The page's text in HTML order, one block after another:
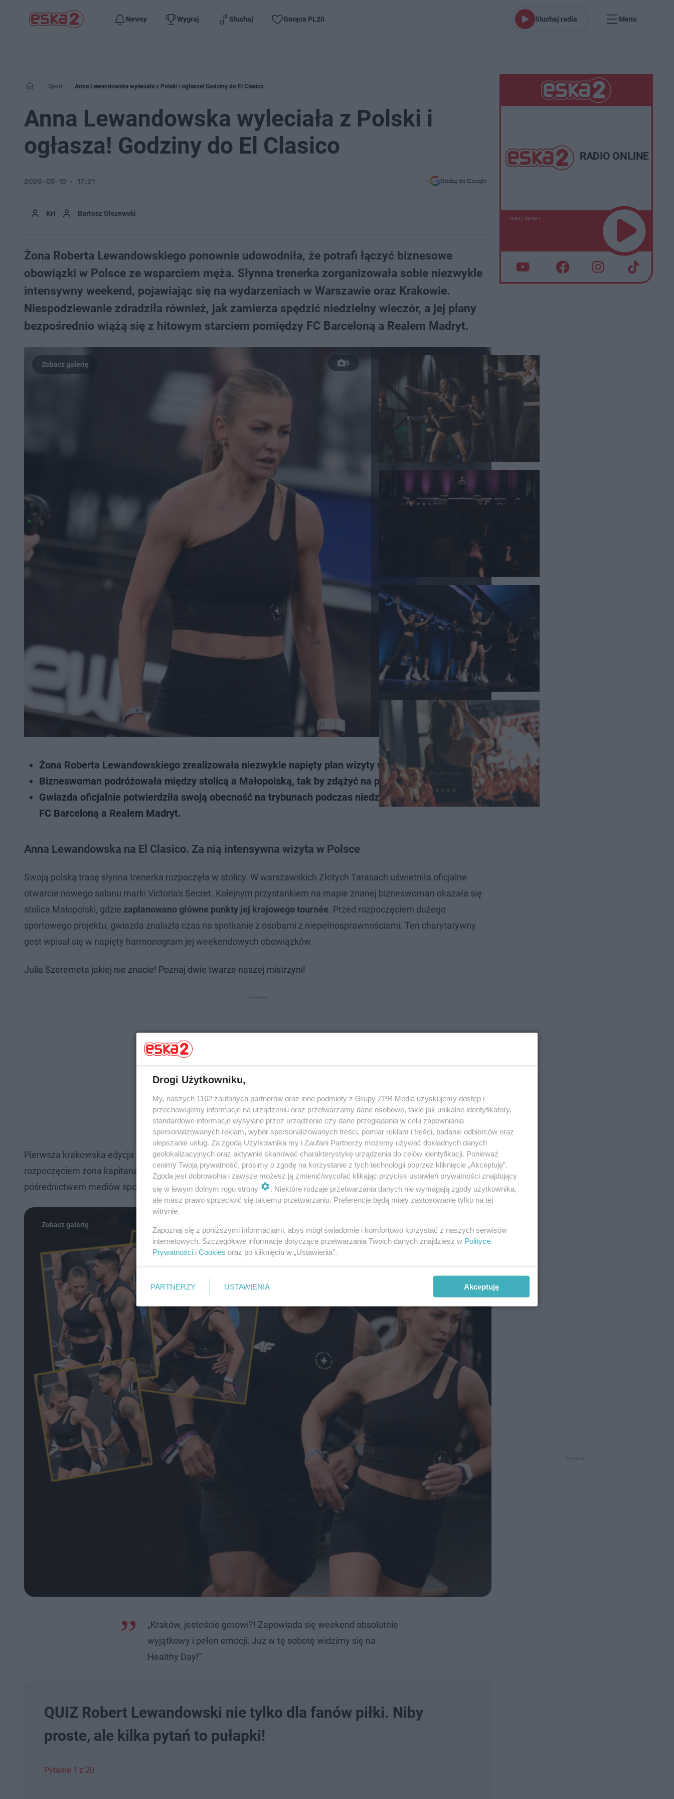
Newsy Wygraj Słuchaj Gorąca PL20 Słuchaj radia Menu
Sport Anna Lewandowska wyleciała z Polski i ogłasza! Godziny do El Clasico
Anna Lewandowska wyleciała z Polski i
ogłasza! Godziny do El Clasico
KH Bartosz Olszewski
2026-05-10 17:21 Dodaj do Google
Żona Roberta Lewandowskiego ponownie udowodniła, że potrafi łączyć biznesowe
obowiązki w Polsce ze wsparciem męża. Słynna trenerka zorganizowała sobie niezwykle
intensywny weekend, pojawiając się na wydarzeniach w Warszawie oraz Krakowie.
Niespodziewanie zdradziła również, jak zamierza spędzić niedzielny wieczór, a jej plany
bezpośrednio wiążą się z hitowym starciem pomiędzy FC Barceloną a Realem Madryt.
9
Żona Roberta Lewandowskiego zrealizowała niezwykle napięty plan wizyty w Polsce.
Bizneswoman podróżowała między stolicą a Małopolską, tak by zdążyć na piłkarski hit w Hiszpanii.
Gwiazda oficjalnie potwierdziła swoją obecność na trybunach podczas niedzielnego starcia pomiędzy
FC Barceloną a Realem Madryt.
Anna Lewandowska na El Clasico. Za nią intensywna wizyta w Polsce
Swoją polską trasę słynna trenerka rozpoczęła w stolicy. W warszawskich Złotych Tarasach uświetniła oficjalne
otwarcie nowego salonu marki Victoria's Secret. Kolejnym przystankiem na mapie znanej bizneswoman okazała się
stolica Małopolski, gdzie zaplanowano główne punkty jej krajowego tournée. Przed rozpoczęciem dużego
sportowego projektu, gwiazda znalazła czas na spotkanie z osobami z niepełnosprawnościami. Ten charytatywny
gest wpisał się w napięty harmonogram jej weekendowych obowiązków.
Julia Szeremeta jakiej nie znacie! Poznaj dwie twarze naszej mistrzyni!
Pierwsza krakowska edycja wydarzenia Healthy Day odbyła się w sobotę i zakończyła się późnym wieczorem. Przed
rozpoczęciem żona kapitana piłkarskiej reprezentacji Polski postanowiła zwrócić się do swoich sympatyków za
pośrednictwem mediów społecznościowych,publikując bardzo emocjonalny wpis.
„Kraków, jesteście gotowi?! Zapowiada się weekend absolutnie
wyjątkowy i pełen emocji. Już w tę sobotę widzimy się na
Healthy Day!”
QUIZ Robert Lewandowski nie tylko dla fanów piłki. Niby
proste, ale kilka pytań to pułapki!
Pytanie 1 z 20
RADIO ONLINE
TERAZ GRAMY
Drogi Użytkowniku,
My, naszych 1162 zaufanych partnerów oraz inne podmioty z Grupy ZPR Media uzyskujemy dostęp i
przechowujemy informacje na urządzeniu oraz przetwarzamy dane osobowe, takie jak unikalne identyfikatory,
standardowe informacje wysyłane przez urządzenie czy dane przeglądania w celu zapewniania
spersonalizowanych reklam, wybór spersonalizowanych treści, pomiar reklam i treści, badanie odbiorców oraz
ulepszanie usług. Za zgodą Użytkownika my i Zaufani Partnerzy możemy używać dokładnych danych
geolokalizacyjnych oraz aktywnie skanować charakterystykę urządzenia do celów identyfikacji. Ponieważ
cenimy Twoją prywatność, prosimy o zgodę na korzystanie z tych technologii poprzez kliknięcie „Akceptuję”.
Zgoda jest dobrowolna i zawsze możesz ją zmienić/wycofać klikając przycisk ustawień prywatności znajdujący
się w lewym dolnym rogu strony
. Niektóre rodzaje przetwarzania danych nie wymagają zgody użytkownika,
ale masz prawo sprzeciwić się takiemu przetwarzaniu. Preferencje będą miały zastosowanie tylko na tej
witrynie.
Zapoznaj się z poniższymi informacjami, abyś mógł świadomie i komfortowo korzystać z naszych serwisów
internetowych. Szczegółowe informacje dotyczące przetwarzania Twoich danych znajdziesz w Polityce
Prywatności i Cookies oraz po kliknięciu w „Ustawienia”.
PARTNERZY USTAWIENIA Akceptuję